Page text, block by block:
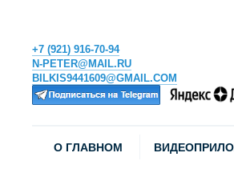
+7 (921) 916-70-94
N-PETER@MAIL.RU
BILKIS9441609@GMAIL.COM
О ГЛАВНОМ